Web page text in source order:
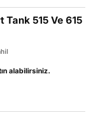
Tank 515 Ve 615
alabilirsiniz.